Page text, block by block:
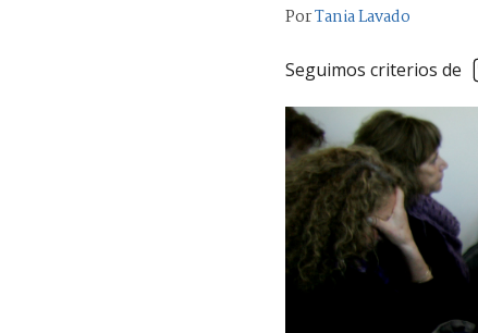
PorTania Lavado
Seguimos criterios de